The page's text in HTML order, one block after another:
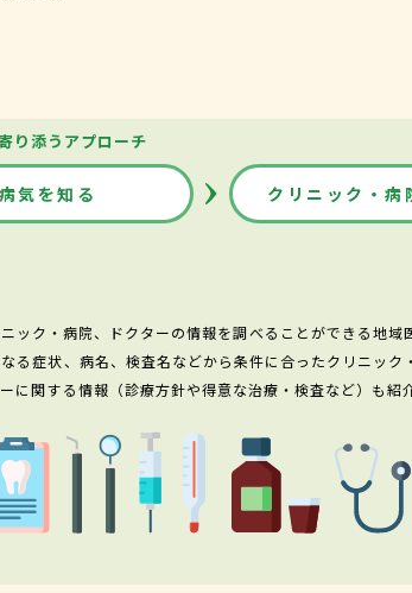
り添うアプローチ
病気を知る クリニック・病
ク・病院、ドクターの情報を調べることができる地域
症状、病名、検査名などから条件に合ったクリニック
に関する情報（診療方針や得意な治療・検査など）も紹介